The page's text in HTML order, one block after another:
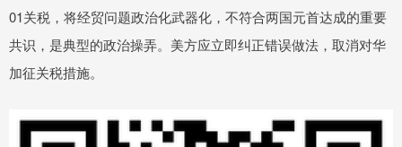
01关税，将经贸问题政治化武器化，不符合两国元首达成的重要
共识，是典型的政治操弄。美方应立即纠正错误做法，取消对华
加征关税措施。